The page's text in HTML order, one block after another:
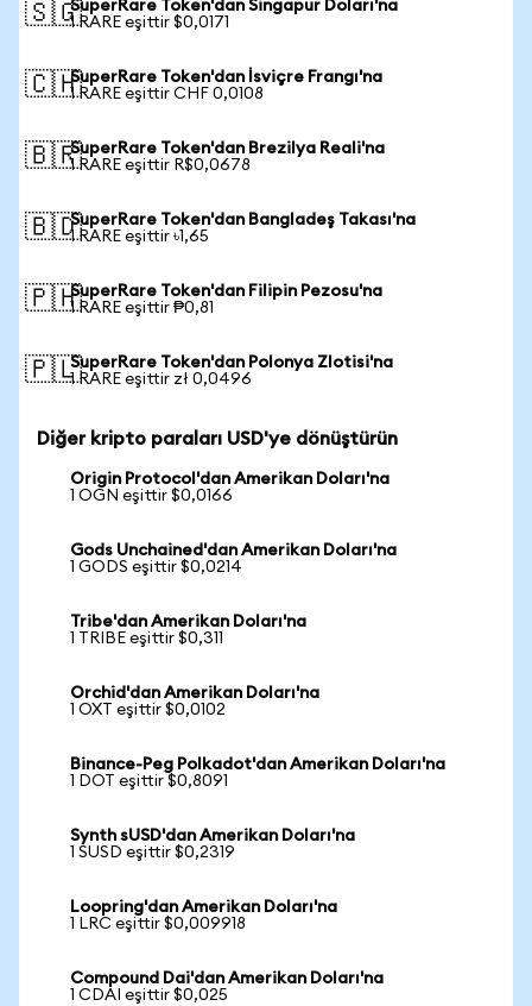
🇸🇬SuperRare Token'dan Singapur Doları'na
1 RARE eşittir $0,0171
🇨🇭SuperRare Token'dan İsviçre Frangı'na
1 RARE eşittir CHF 0,0108
🇧🇷SuperRare Token'dan Brezilya Reali'na
1 RARE eşittir R$0,0678
🇧🇩SuperRare Token'dan Bangladeş Takası'na
1 RARE eşittir ৳1,65
🇵🇭SuperRare Token'dan Filipin Pezosu'na
1 RARE eşittir ₱0,81
🇵🇱SuperRare Token'dan Polonya Zlotisi'na
1 RARE eşittir zł 0,0496
Diğer kripto paraları USD'ye dönüştürün
Origin Protocol'dan Amerikan Doları'na
1 OGN eşittir $0,0166
Gods Unchained'dan Amerikan Doları'na
1 GODS eşittir $0,0214
Tribe'dan Amerikan Doları'na
1 TRIBE eşittir $0,311
Orchid'dan Amerikan Doları'na
1 OXT eşittir $0,0102
Binance-Peg Polkadot'dan Amerikan Doları'na
1 DOT eşittir $0,8091
Synth sUSD'dan Amerikan Doları'na
1 SUSD eşittir $0,2319
Loopring'dan Amerikan Doları'na
1 LRC eşittir $0,009918
Compound Dai'dan Amerikan Doları'na
1 CDAI eşittir $0,025